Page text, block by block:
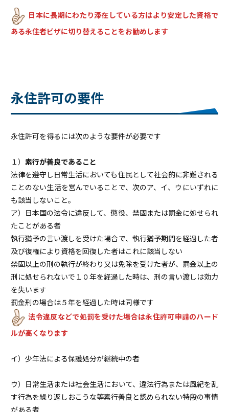
日本に長期にわたり滞在している方はより安定した資格で
ある永住者ビザに切り替えることをお勧めします
永住許可の要件
永住許可を得るには次のような要件が必要です
１） 素行が善良であること
法律を遵守し日常生活においても住民として社会的に非難される
ことのない生活を営んでいることで、次のア、イ、ウにいずれに
も該当しないこと。
ア）日本国の法令に違反して、懲役、禁固または罰金に処せられ
たことがある者
執行猶予の言い渡しを受けた場合で、執行猶予期間を経過した者
及び復権により資格を回復した者はこれに該当しない
禁固以上の刑の執行が終わり又は免除を受けた者が、罰金以上の
刑に処せられないで１０年を経過した時は、刑の言い渡しは効力
を失います
罰金刑の場合は５年を経過した時は同様です
法令違反などで処罰を受けた場合は永住許可申請のハード
ルが高くなります
イ）少年法による保護処分が継続中の者
ウ）日常生活または社会生活において、違法行為または風紀を乱
す行為を繰り返しおこうな等素行善良と認められない特段の事情
がある者